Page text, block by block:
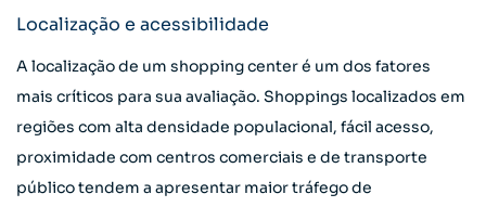
Localização e acessibilidade
A localização de um shopping center é um dos fatores
mais críticos para sua avaliação. Shoppings localizados em
regiões com alta densidade populacional, fácil acesso,
proximidade com centros comerciais e de transporte
público tendem a apresentar maior tráfego de